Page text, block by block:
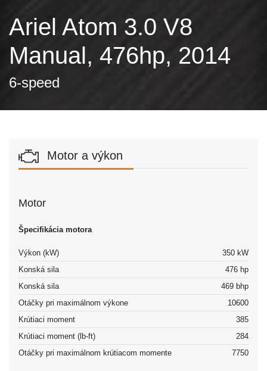
Ariel Atom 3.0 V8
Manual, 476hp, 2014
6-speed
Motor a výkon
Motor
Špecifikácia motora
Výkon (kW)
350 kW
Konská sila
476 hp
Konská sila
469 bhp
Otáčky pri maximálnom výkone
10600
Krútiaci moment
385
Krútiaci moment (lb-ft)
284
Otáčky pri maximálnom krútiacom momente
7750